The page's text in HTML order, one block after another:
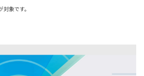
象です。